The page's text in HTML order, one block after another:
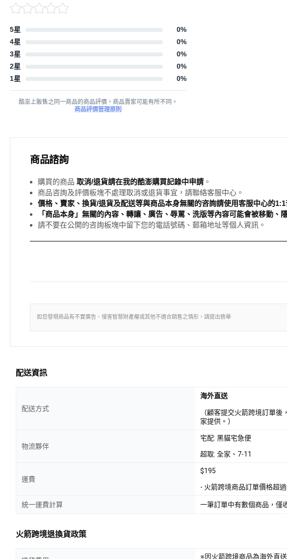
5星 0%
4星
0%
3星
0%
2星
0%
1星
0%
酷澎上販售之同一商品的商品評價，商品賣家可能有所不同。
商品評價管理原則
商品諮詢
購買的商品 取消/退貨請在我的酷澎購買記錄中申請 。
商品咨詢及評價板塊不處理取消或退貨事宜，請聯絡客服中心。
價格、賣家、換貨/退貨及配送等與商品本身無關的咨詢請使用客服中心的
「商品本身」無關的內容、轉讓、廣告、辱罵、洗版等內容可能會被移動、
請不要在公開的咨詢板塊中留下您的電話號碼、郵箱地址等個人資訊。
如您發現商品有不實廣告、侵害智慧財產權或其他不適合銷售之情形，請提出檢舉
配送資訊
配送方式
海外直送
（顧客提交火箭跨境訂單
家提供。）
物流夥伴
宅配: 黑貓宅急便
超取: 全家、7-11
運費
$195
- 火箭跨境商品訂單價格超
統一運費計算 一筆訂單中有數個商品，僅
火箭跨境退換貨政策
※因火箭跨境商品為海外直